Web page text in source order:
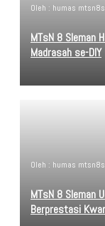
Oleh : humas
MTsN 8 Sleman
Madrasah se-DIY
Oleh : humas
MTsN 8 Sleman
Berprestasi